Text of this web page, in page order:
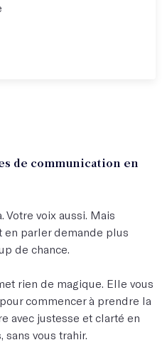
de communication en
Votre voix aussi. Mais
en parler demande plus
de chance.
rien de magique. Elle vous
commencer à prendre la
avec justesse et clarté en
sans vous trahir.